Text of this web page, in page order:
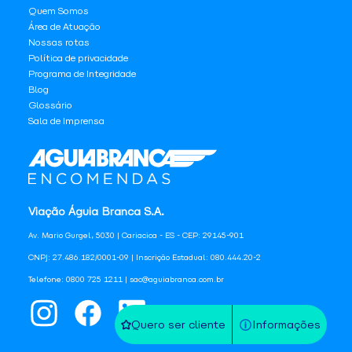
Quero ser cliente Informações
Viação Águia Branca S.A.
Av. Mario Gurgel, 5030 | Cariacica - ES - CEP: 29145-901
CNPJ: 27.486.182/0001-09 | Inscrição Estadual: 080.444.20-2
Telefone: 0800 725 1211 | sac@aguiabranca.com.br
Quem Somos
Área de Atuação
Nossas rotas
Política de privacidade
Programa de Integridade
Blog
Glossário
Sala de Imprensa